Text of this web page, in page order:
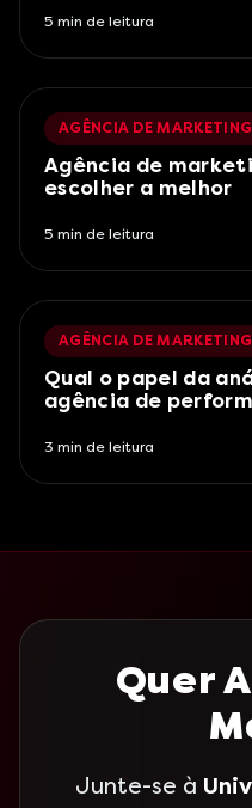
5 min de leitura
AGÊNCIA DE
Agência de
escolher a melhor
5 min de leitura
AGÊNCIA DE
Qual o papel da
agência de
3 min de leitura
Quer
Junte-se à